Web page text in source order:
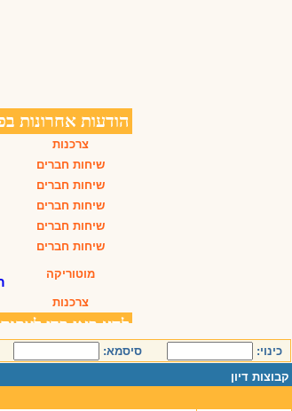
כינוי: סיסמא:
קבוצות דיון